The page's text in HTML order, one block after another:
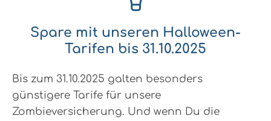
Spare mit unseren Halloween-
Tarifen bis 31.10.2025
Bis zum 31.10.2025 galten besonders
günstigere Tarife für unsere
Zombieversicherung. Und wenn Du die